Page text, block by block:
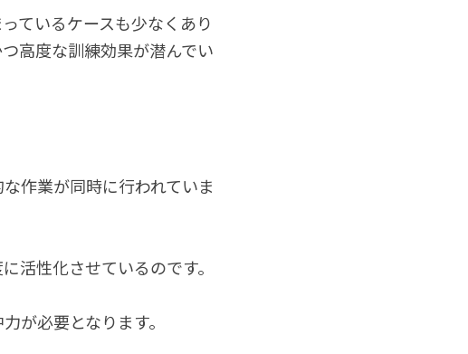
ているケースも少なくあり
高度な訓練効果が潜んでい
作業が同時に行われていま
活性化させているのです。
が必要となります。